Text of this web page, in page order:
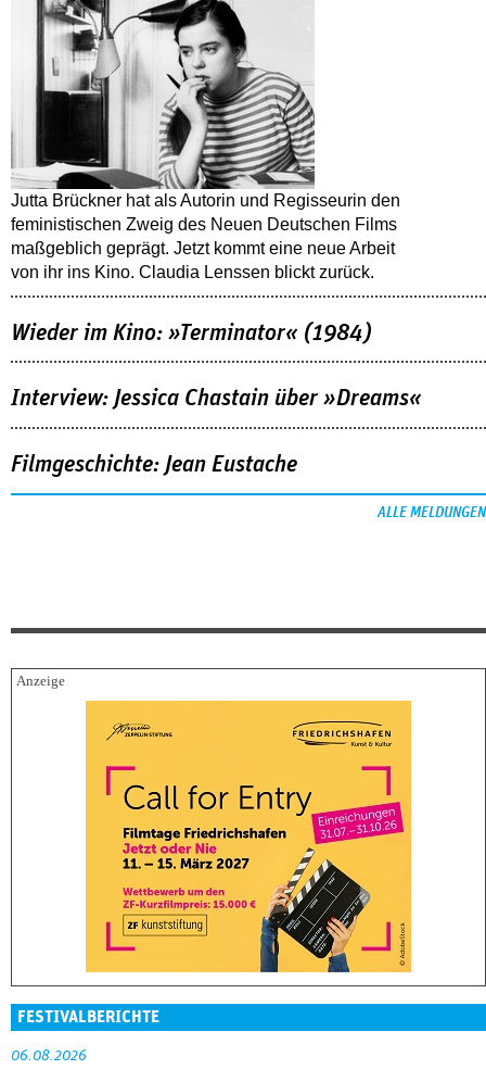
Jutta Brückner hat als Autorin und Regisseurin den
feministischen Zweig des Neuen Deutschen Films
maßgeblich geprägt. Jetzt kommt eine neue Arbeit
von ihr ins Kino. Claudia Lenssen blickt zurück.
Wieder im Kino: »Terminator« (1984)
Interview: Jessica Chastain über »Dreams«
Filmgeschichte: Jean Eustache
ALLE MELDUNGEN
FESTIVALBERICHTE
06.08.2026